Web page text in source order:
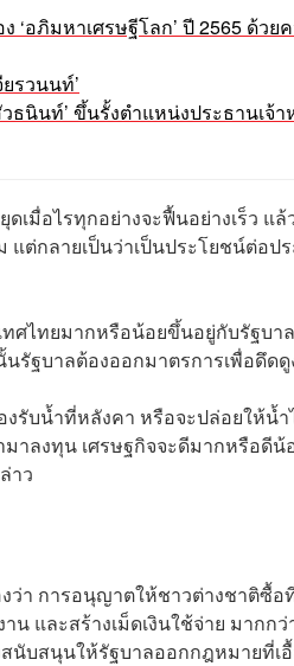
‘อภิมหาเศรษฐีโลก’ ปี 2565 ด้ว
รวนนท์’
วธนินท์’ ขึ้นรั้งตำแหน่งประธานเ
มื่อไรทุกอย่างจะฟื้นอย่างเร็ว แล้
ต่กลายเป็นว่าเป็นประโยชน์ต่อป
ศไทยมากหรือน้อยขึ้นอยู่กับรัฐบ
รัฐบาลต้องออกมาตรการเพื่อดึด
งรับน้ำที่หลังคา หรือจะปล่อยให้น้
มาลงทุน เศรษฐกิจจะดีมากหรือดี
าว
า การอนุญาตให้ชาวต่างชาติซื้อ
น และสร้างเม็ดเงินใช้จ่าย มากก
นับสนุนให้รัฐบาลออกกฎหมายที่